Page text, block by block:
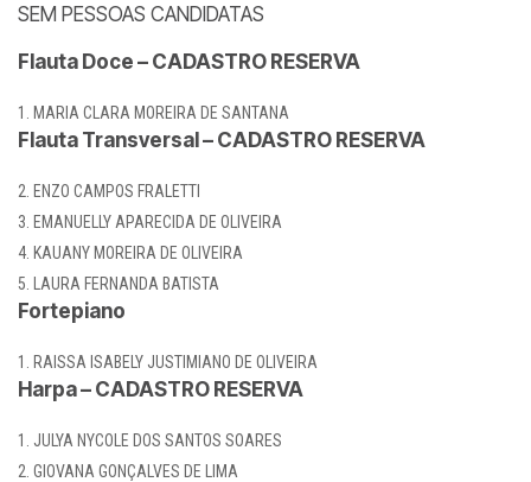
SEM PESSOAS CANDIDATAS
Flauta Doce – CADASTRO RESERVA
MARIA CLARA MOREIRA DE SANTANA
Flauta Transversal – CADASTRO RESERVA
ENZO CAMPOS FRALETTI
EMANUELLY APARECIDA DE OLIVEIRA
KAUANY MOREIRA DE OLIVEIRA
LAURA FERNANDA BATISTA
Fortepiano
RAISSA ISABELY JUSTIMIANO DE OLIVEIRA
Harpa – CADASTRO RESERVA
JULYA NYCOLE DOS SANTOS SOARES
GIOVANA GONÇALVES DE LIMA